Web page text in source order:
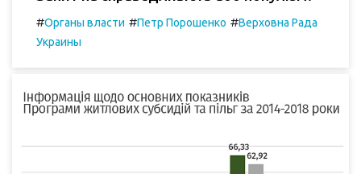
#Органы власти #Петр Порошенко #Верховна Рада
Украины